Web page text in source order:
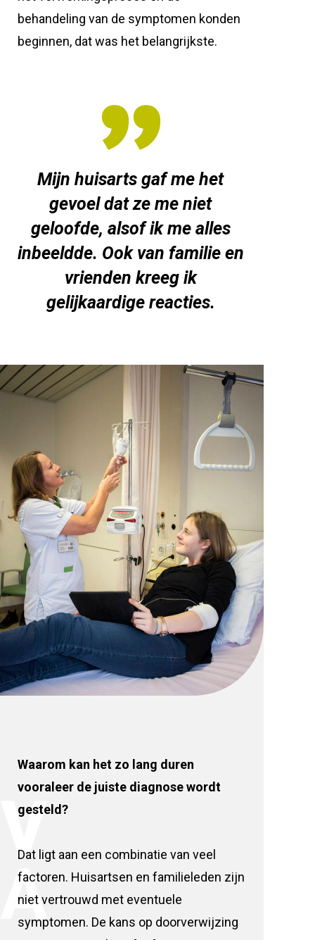
Waarom kan het zo lang duren
vooraleer de juiste diagnose wordt
gesteld?
Dat ligt aan een combinatie van veel
factoren. Huisartsen en familieleden zijn
niet vertrouwd met eventuele
symptomen. De kans op doorverwijzing
A
V
Mijn huisarts gaf me het
gevoel dat ze me niet
geloofde, alsof ik me alles
inbeeldde. Ook van familie en
vrienden kreeg ik
gelijkaardige reacties.
behandeling van de symptomen konden
beginnen, dat was het belangrijkste.